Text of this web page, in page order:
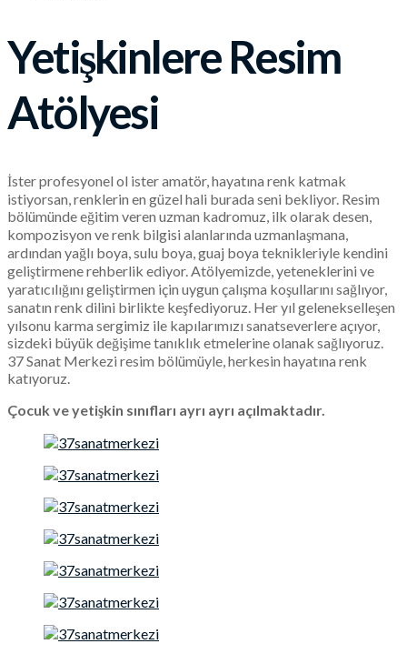
Yetişkinlere Resim
Atölyesi
İster profesyonel ol ister amatör, hayatına renk katmak
istiyorsan, renklerin en güzel hali burada seni bekliyor. Resim
bölümünde eğitim veren uzman kadromuz, ilk olarak desen,
kompozisyon ve renk bilgisi alanlarında uzmanlaşmana,
ardından yağlı boya, sulu boya, guaj boya teknikleriyle kendini
geliştirmene rehberlik ediyor. Atölyemizde, yeteneklerini ve
yaratıcılığını geliştirmen için uygun çalışma koşullarını sağlıyor,
sanatın renk dilini birlikte keşfediyoruz. Her yıl gelenekselleşen
yılsonu karma sergimiz ile kapılarımızı sanatseverlere açıyor,
sizdeki büyük değişime tanıklık etmelerine olanak sağlıyoruz.
37 Sanat Merkezi resim bölümüyle, herkesin hayatına renk
katıyoruz.
Çocuk ve yetişkin sınıfları ayrı ayrı açılmaktadır.